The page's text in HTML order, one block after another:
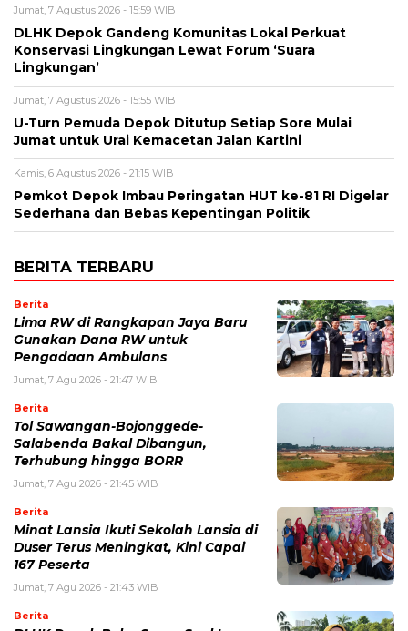
Jumat, 7 Agustus 2026 - 15:59 WIB
DLHK Depok Gandeng Komunitas Lokal Perkuat
Konservasi Lingkungan Lewat Forum ‘Suara
Lingkungan’
Jumat, 7 Agustus 2026 - 15:55 WIB
U-Turn Pemuda Depok Ditutup Setiap Sore Mulai
Jumat untuk Urai Kemacetan Jalan Kartini
Kamis, 6 Agustus 2026 - 21:15 WIB
Pemkot Depok Imbau Peringatan HUT ke-81 RI Digelar
Sederhana dan Bebas Kepentingan Politik
BERITA TERBARU
Berita
Lima RW di Rangkapan Jaya Baru
Gunakan Dana RW untuk
Pengadaan Ambulans
Jumat, 7 Agu 2026 - 21:47 WIB
Berita
Tol Sawangan-Bojonggede-
Salabenda Bakal Dibangun,
Terhubung hingga BORR
Jumat, 7 Agu 2026 - 21:45 WIB
Berita
Minat Lansia Ikuti Sekolah Lansia di
Duser Terus Meningkat, Kini Capai
167 Peserta
Jumat, 7 Agu 2026 - 21:43 WIB
Berita